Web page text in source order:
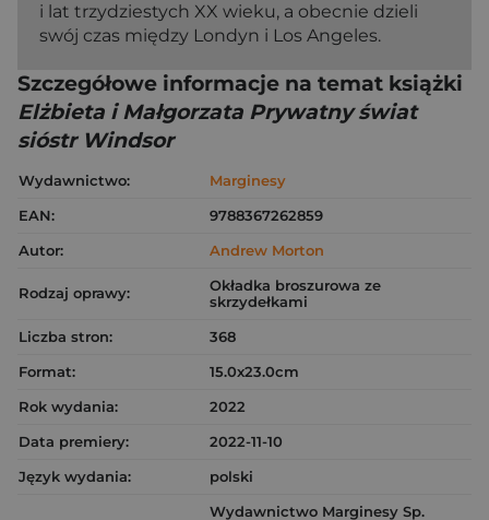
i lat trzydziestych XX wieku, a obecnie dzieli
swój czas między Londyn i Los Angeles.
Szczegółowe informacje na temat książki
Elżbieta i Małgorzata Prywatny świat
sióstr Windsor
Wydawnictwo:
Marginesy
EAN:
9788367262859
Autor:
Andrew Morton
Rodzaj oprawy:
Okładka broszurowa ze
skrzydełkami
Liczba stron:
368
Format:
15.0x23.0cm
Rok wydania:
2022
Data premiery:
2022-11-10
Język wydania:
polski
Wydawnictwo Marginesy Sp.